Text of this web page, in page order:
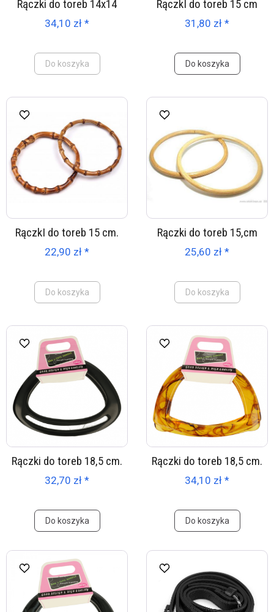
Rączki do toreb 14x14
34,10 zł *
Do koszyka
RączkI do toreb 15 cm
31,80 zł *
Do koszyka
RączkI do toreb 15 cm.
22,90 zł *
Do koszyka
Rączki do toreb 15,cm
25,60 zł *
Do koszyka
Rączki do toreb 18,5 cm.
32,70 zł *
Do koszyka
Rączki do toreb 18,5 cm.
34,10 zł *
Do koszyka